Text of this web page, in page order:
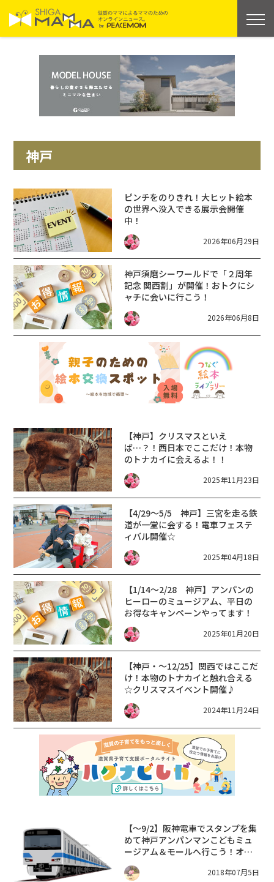
神戸
ピンチをのりきれ！大ヒット絵本
の世界へ没入できる展示会開催
中！
2026年06月29日
神戸須磨シーワールドで「２周年
記念 関西割」が開催！おトクにシ
ャチに会いに行こう！
2026年06月8日
【神戸】クリスマスといえ
ば…？！西日本でここだけ！本物
のトナカイに会えるよ！！
2025年11月23日
【4/29～5/5 神戸】三宮を走る鉄
道が一堂に会する！電車フェステ
ィバル開催☆
2025年04月18日
【1/14～2/28 神戸】アンパンの
ヒーローのミュージアム、平日の
お得なキャンペーンやってます！
2025年01月20日
【神戸・～12/25】関西ではここだ
け！本物のトナカイと触れ合える
☆クリスマスイベント開催♪
2024年11月24日
【〜9/2】阪神電車でスタンプを集
めて神戸アンパンマンこどもミュ
ージアム＆モールへ行こう！オリ
ジナルグッズを貰えるチャンス！
2018年07月5日